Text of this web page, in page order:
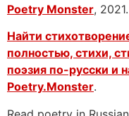
Poetry Monster, 2021.
Найти
полностью, стихи,
поэзия по-русски и
Poetry.Monster.